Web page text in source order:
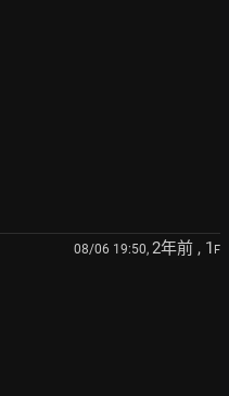
08/06 19:50, 2年前 , 1 F